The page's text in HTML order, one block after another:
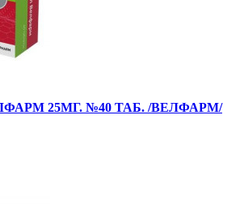
25МГ. №40 ТАБ. /ВЕЛФАРМ/